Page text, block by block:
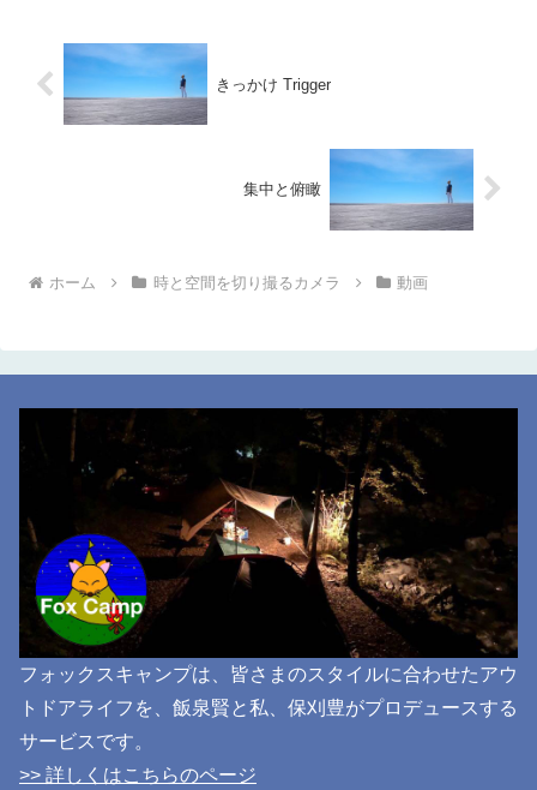
きっかけ Trigger
集中と俯瞰
ホーム 時と空間を切り撮るカメラ 動画
フォックスキャンプは、皆さまのスタイルに合わせたアウ
トドアライフを、飯泉賢と私、保刈豊がプロデュースする
サービスです。
>> 詳しくはこちらのページ